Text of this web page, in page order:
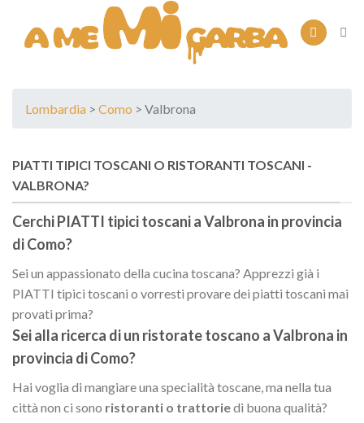
content
Lombardia > Como > Valbrona
PIATTI TIPICI TOSCANI O RISTORANTI TOSCANI -
VALBRONA?
Cerchi PIATTI tipici toscani aValbrona in provincia
diComo?
Sei un appassionato della cucina toscana? Apprezzi già i
PIATTI tipici toscani o vorresti provare dei piatti toscani mai
provati prima?
Sei alla ricerca di un ristorate toscano aValbrona in
provincia diComo?
Hai voglia di mangiare una specialità toscane, ma nella tua
città non ci sono ristoranti o trattoriedi buona qualità?